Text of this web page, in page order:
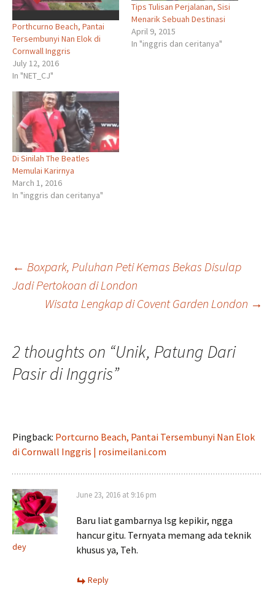
Porthcurno Beach, Pantai
Tersembunyi Nan Elok di
Cornwall Inggris
July 12, 2016
In "NET_CJ"
Tips Tulisan Perjalanan, Sisi
Menarik Sebuah Destinasi
April 9, 2015
In "inggris dan ceritanya"
Di Sinilah The Beatles
Memulai Karirnya
March 1, 2016
In "inggris dan ceritanya"
Post
navigation
← Boxpark, Puluhan Peti Kemas Bekas Disulap
Jadi Pertokoan di London
Wisata Lengkap di Covent Garden London →
2 thoughts on “Unik, Patung Dari
Pasir di Inggris”
Pingback: Portcurno Beach, Pantai Tersembunyi Nan Elok
di Cornwall Inggris | rosimeilani.com
dey
June 23, 2016 at 9:16 pm
Baru liat gambarnya lsg kepikir, ngga
hancur gitu. Ternyata memang ada teknik
khusus ya, Teh.
Reply